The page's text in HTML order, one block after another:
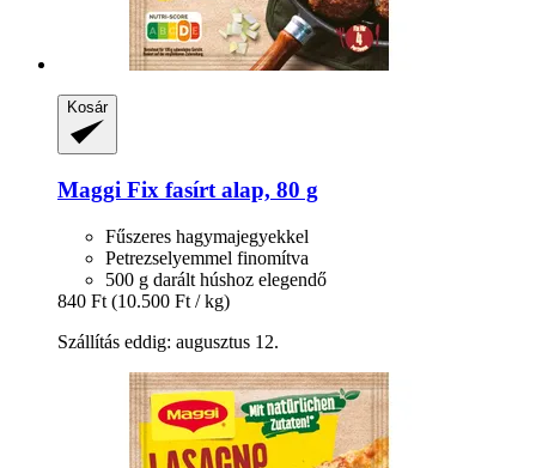
Kosár
Maggi Fix fasírt alap, 80 g
Fűszeres hagymajegyekkel
Petrezselyemmel finomítva
500 g darált húshoz elegendő
840 Ft (10.500 Ft / kg)
Szállítás eddig: augusztus 12.